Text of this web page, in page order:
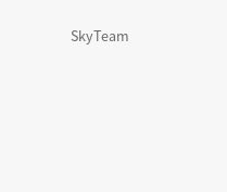
SkyTeam